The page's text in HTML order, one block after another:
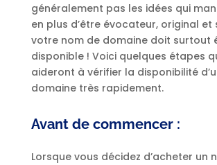
généralement pas les idées qui
en plus d’être évocateur, original et
votre nom de domaine doit surtout
disponible ! Voici quelques étapes
aideront à vérifier la disponibilité
domaine très rapidement.
Avant de commencer :
Lorsque vous décidez d’acheter un